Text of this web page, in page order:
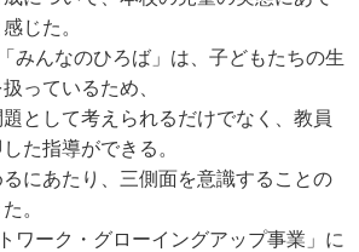
じた。
みんなのひろば」は、子どもたちの生
っているため、
として考えられるだけでなく、教員
た指導ができる。
にあたり、三側面を意識することの
。
ワーク・グローイングアップ事業」に